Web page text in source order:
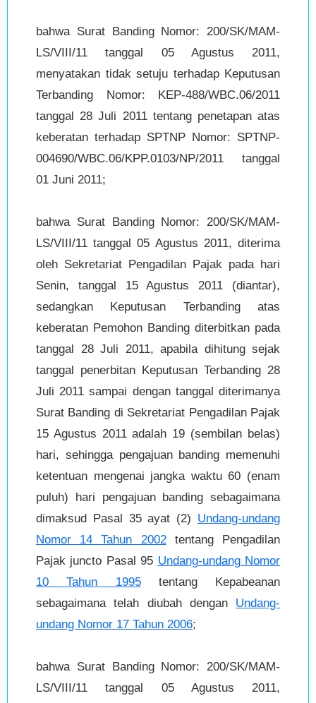
bahwa Surat Banding Nomor: 200/SK/MAM-
LS/VIII/11 tanggal 05 Agustus 2011,
menyatakan tidak setuju terhadap Keputusan
Terbanding Nomor: KEP-488/WBC.06/2011
tanggal 28 Juli 2011 tentang penetapan atas
keberatan terhadap SPTNP Nomor: SPTNP-
004690/WBC.06/KPP.0103/NP/2011 tanggal
01 Juni 2011;
bahwa Surat Banding Nomor: 200/SK/MAM-
LS/VIII/11 tanggal 05 Agustus 2011, diterima
oleh Sekretariat Pengadilan Pajak pada hari
Senin, tanggal 15 Agustus 2011 (diantar),
sedangkan Keputusan Terbanding atas
keberatan Pemohon Banding diterbitkan pada
tanggal 28 Juli 2011, apabila dihitung sejak
tanggal penerbitan Keputusan Terbanding 28
Juli 2011 sampai dengan tanggal diterimanya
Surat Banding di Sekretariat Pengadilan Pajak
15 Agustus 2011 adalah 19 (sembilan belas)
hari, sehingga pengajuan banding memenuhi
ketentuan mengenai jangka waktu 60 (enam
puluh) hari pengajuan banding sebagaimana
dimaksud Pasal 35 ayat (2) Undang-undang
Nomor 14 Tahun 2002tentang Pengadilan
Pajak juncto Pasal 95 Undang-undang Nomor
10 Tahun 1995tentang Kepabeanan
sebagaimana telah diubah dengan Undang-
undang Nomor 17 Tahun 2006;
bahwa Surat Banding Nomor: 200/SK/MAM-
LS/VIII/11 tanggal 05 Agustus 2011,